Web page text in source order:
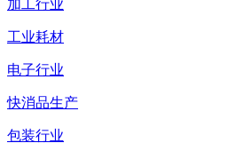
加工行业
工业耗材
电子行业
快消品生产
包装行业